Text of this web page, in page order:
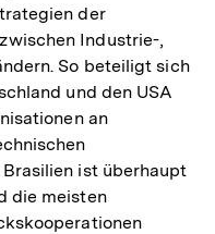
der
Industrie-,
So beteiligt sich
und den USA
an
ist überhaupt
die meisten